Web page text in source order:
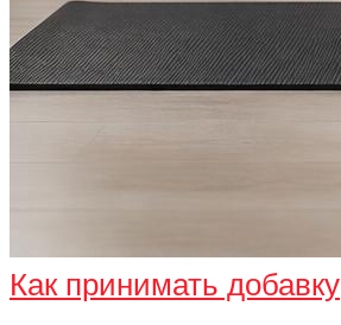
Как принимать добавку